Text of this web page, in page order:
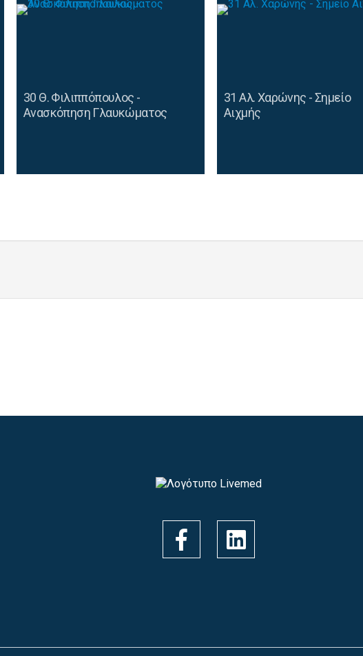
30 Θ. Φιλιππόπουλος -
Aνασκόπηση Γλαυκώματος
31 Αλ. Χαρώνης - Σημείο
Αιχμής